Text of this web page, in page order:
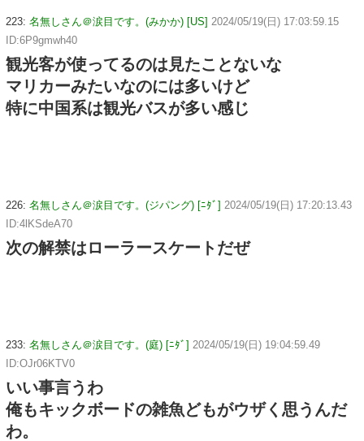
223: 名無しさん＠涙目です。(みかか) [US] 2024/05/19(日) 17:03:59.15
ID:6P9gmwh40
観光客が使ってるのは見たことないな
マリカーみたいなのには多いけど
特に中国系は観光バスが多い感じ
226: 名無しさん＠涙目です。(ジパング) [ﾆﾀﾞ] 2024/05/19(日) 17:20:13.43
ID:4lKSdeA70
次の解禁はローラースケートだぜ
233: 名無しさん＠涙目です。(庭) [ﾆﾀﾞ] 2024/05/19(日) 19:04:59.49
ID:OJr06KTV0
いい事言うわ
俺もキックボードの雑魚どもがウザく思うんだ
わ。